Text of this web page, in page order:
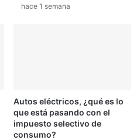
hace 1 semana
Autos eléctricos, ¿qué es lo
que está pasando con el
impuesto selectivo de
consumo?